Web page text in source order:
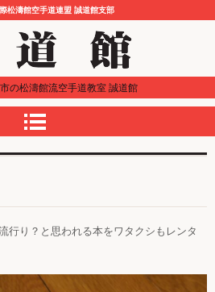
松濤館空手道連盟 誠道館支部
の松濤館流空手道教室 誠道館
行り？と思われる本をワタクシもレンタ